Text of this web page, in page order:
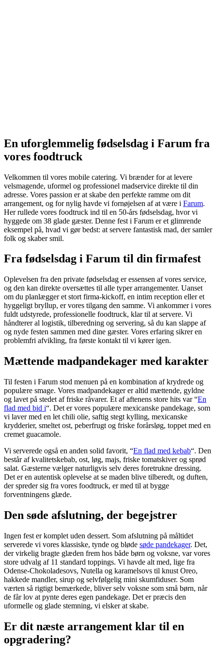
En uforglemmelig fødselsdag i Farum fra
vores foodtruck
Velkommen til vores mobile catering. Vi brænder for at levere
velsmagende, uformel og professionel madservice direkte til din
adresse. Vores passion er at skabe den perfekte ramme om dit
arrangement, og for nylig havde vi fornøjelsen af at være i Farum.
Her rullede vores foodtruck ind til en 50-års fødselsdag, hvor vi
hyggede om 38 glade gæster. Denne fest i Farum er et glimrende
eksempel på, hvad vi gør bedst: at servere fantastisk mad, der samler
folk og skaber smil.
Fra fødselsdag i Farum til din firmafest
Oplevelsen fra den private fødselsdag er essensen af vores service,
og den kan direkte oversættes til alle typer arrangementer. Uanset
om du planlægger et stort firma-kickoff, en intim reception eller et
hyggeligt bryllup, er vores tilgang den samme. Vi ankommer i vores
fuldt udstyrede, professionelle foodtruck, klar til at servere. Vi
håndterer al logistik, tilberedning og servering, så du kan slappe af
og nyde festen sammen med dine gæster. Vores erfaring sikrer en
problemfri afvikling, fra første kontakt til vi kører igen.
Mættende madpandekager med karakter
Til festen i Farum stod menuen på en kombination af krydrede og
populære smage. Vores madpandekager er altid mættende, gyldne
og lavet på stedet af friske råvarer. Et af aftenens store hits var “En
flad med bid i“. Det er vores populære mexicanske pandekage, som
vi laver med en let chili olie, saftig stegt kylling, mexicanske
krydderier, smeltet ost, peberfrugt og friske forårsløg, toppet med en
cremet guacamole.
Vi serverede også en anden solid favorit, “En flad med kebab“. Den
består af kvalitetskebab, ost, løg, majs, friske tomatskiver og sprød
salat. Gæsterne vælger naturligvis selv deres foretrukne dressing.
Det er en autentisk oplevelse at se maden blive tilberedt, og duften,
der spreder sig fra vores foodtruck, er med til at bygge
forventningens glæde.
Den søde afslutning, der begejstrer
Ingen fest er komplet uden dessert. Som afslutning på måltidet
serverede vi vores klassiske, tynde og bløde søde pandekager. Det,
der virkelig bragte glæden frem hos både børn og voksne, var vores
store udvalg af 11 standard toppings. Vi havde alt med, lige fra
Odense-Chokoladesovs, Nutella og karamelsovs til knust Oreo,
hakkede mandler, sirup og selvfølgelig mini skumfiduser. Som
værten så rigtigt bemærkede, bliver selv voksne som små børn, når
de får lov at pynte deres egen pandekage. Det er præcis den
uformelle og glade stemning, vi elsker at skabe.
Er dit næste arrangement klar til en
opgradering?